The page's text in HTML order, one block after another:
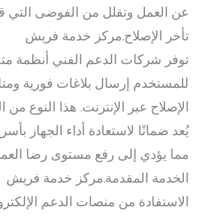
عن العمل وتقلل من الفوضى التي
تأخر الإصلاح.مركز خدمة فريش
توفر شركات الدعم الفني أنظمة
للمستخدم إرسال بلاغات فورية
الإصلاح عبر الإنترنت. هذا النوع من
يُعد ضمانًا لاستعادة أداء الجهاز
مما يؤدي إلى رفع مستوى رضا
الخدمة المقدمة.مركز خدمة فريش
الاستفادة من منصات الدعم